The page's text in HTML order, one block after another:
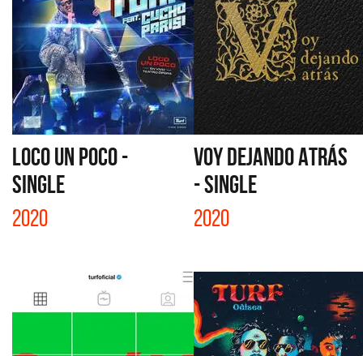
LOCO UN POCO -
SINGLE
2020
VOY DEJANDO ATRÁS
- SINGLE
2020